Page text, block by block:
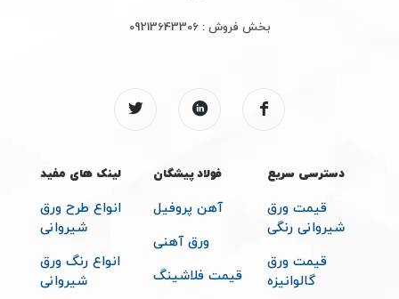
بخش فروش :09213643306
دسترسی سریع
قیمت ورق
شیروانی رنگی
قیمت ورق
گالوانیزه
فولاد پیشگان
آهن پروفیل
ورق آهنی
قیمت فلاشینگ
لینک های مفید
انواع طرح ورق
شیروانی
انواع رنگ ورق
شیروانی